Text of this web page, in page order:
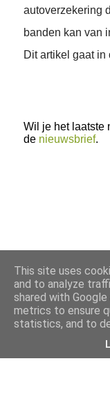
autoverzekering
banden kan van
Dit artikel gaat
Wil je het laatste
de nieuwsbrief.
This site uses
and to analyze
shared with
metrics to ensure
statistics, and to